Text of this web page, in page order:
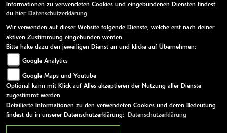
ÖFFNUNGSZEITEN
Montag:
Dienstag:
10:00 - 13:00 und 14:00 - 18:00
Mittwoch:
10:00 - 13:00 und 14:00 - 18:00
Donnerstag:
10:00 - 13:00 und 14:00 - 18:00
Informationen zu verwendeten Cookies und eingebundenen Diensten findest
du hier: Datenschutzerklärung
Wir verwenden auf dieser Website folgende Dienste, welche erst nach deiner
aktiven Zustimmung eingebunden werden.
Bitte hake dazu den jeweiligen Dienst an und klicke auf Übernehmen:
Google Analytics
Google Maps und Youtube
Optional kann mit Klick auf Alles akzeptieren der Nutzung aller Dienste
zugestimmt werden
Detailierte Informationen zu den verwendeten Cookies und deren Bedeutung
findest du in unserer Datenschutzerklärung:
Datenschutzerklärung